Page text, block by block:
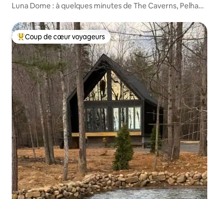
Luna Dome : à quelques minutes de The Caverns, Pelham
Coups de cœur voyageurs les plus appréciés
Coup de cœur voyageurs